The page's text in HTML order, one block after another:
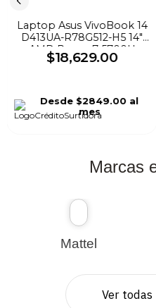
Laptop Asus VivoBook 14
D413UA-R78G512-H5 14"
AMD Ryzen 7 5700U
512GB SSD 8GB W11H
$18,629.00
Desde $2849.00 al
mes
Marcas
Mattel
Ver todas